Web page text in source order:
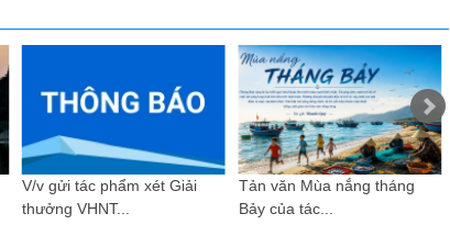
V/v gửi tác phẩm xét Giải
thưởng VHNT...
Tản văn Mùa nắng tháng
Bảy của tác...